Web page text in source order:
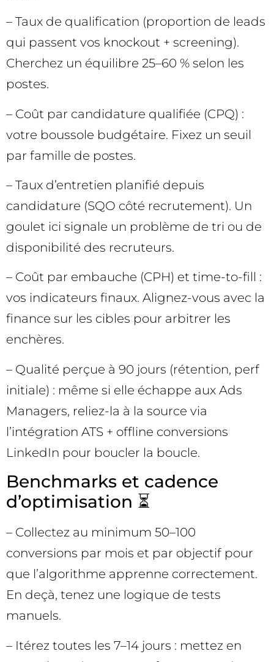
– Taux de qualification (proportion de leads
qui passent vos knockout + screening).
Cherchez un équilibre 25–60 % selon les
postes.
– Coût par candidature qualifiée (CPQ) :
votre boussole budgétaire. Fixez un seuil
par famille de postes.
– Taux d’entretien planifié depuis
candidature (SQO côté recrutement). Un
goulet ici signale un problème de tri ou de
disponibilité des recruteurs.
– Coût par embauche (CPH) et time-to-fill :
vos indicateurs finaux. Alignez-vous avec la
finance sur les cibles pour arbitrer les
enchères.
– Qualité perçue à 90 jours (rétention, perf
initiale) : même si elle échappe aux Ads
Managers, reliez-la à la source via
l’intégration ATS + offline conversions
LinkedIn pour boucler la boucle.
Benchmarks et cadence
d’optimisation ⏳
– Collectez au minimum 50–100
conversions par mois et par objectif pour
que l’algorithme apprenne correctement.
En deçà, tenez une logique de tests
manuels.
– Itérez toutes les 7–14 jours : mettez en